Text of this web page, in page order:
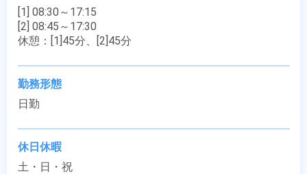
[1] 08:30～17:15
[2] 08:45～17:30
休憩：[1]45分、[2]45分
勤務形態
日勤
休日休暇
土・日・祝